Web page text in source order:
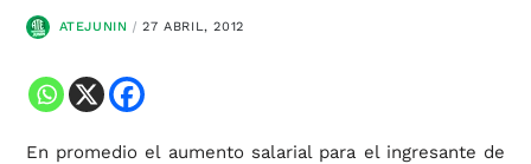
ATEJUNIN 27 ABRIL, 2012
En promedio el aumento salarial para el ingresante de